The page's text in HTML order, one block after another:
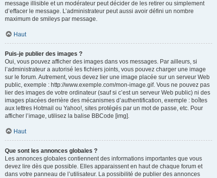
message illisible et un modérateur peut décider de les retirer ou simplement
d’effacer le message. L’administrateur peut aussi avoir défini un nombre
maximum de smileys par message.
Haut
Puis-je publier des images ?
Oui, vous pouvez afficher des images dans vos messages. Par ailleurs, si
l’administrateur a autorisé les fichiers joints, vous pouvez charger une image
sur le forum. Autrement, vous devez lier une image placée sur un serveur Web
public, exemple : http://www.exemple.com/mon-image.gif. Vous ne pouvez pas
lier des images de votre ordinateur (sauf si c’est un serveur Web public) ni des
images placées derrière des mécanismes d’authentification, exemple : boîtes
aux lettres Hotmail ou Yahoo!, sites protégés par un mot de passe, etc. Pour
afficher l’image, utilisez la balise BBCode [img].
Haut
Que sont les annonces globales ?
Les annonces globales contiennent des informations importantes que vous
devez lire dès que possible. Elles apparaissent en haut de chaque forum et
dans votre panneau de l’utilisateur. La possibilité de publier des annonces